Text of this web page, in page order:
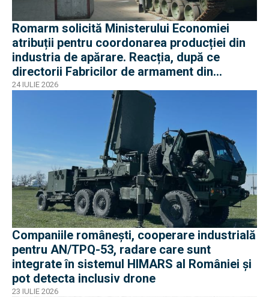
Romarm solicită Ministerului Economiei
atribuții pentru coordonarea producției din
industria de apărare. Reacția, după ce
directorii Fabricilor de armament din
București și Plopeni au fost reținuți de DNA
24 IULIE 2026
Companiile românești, cooperare industrială
pentru AN/TPQ-53, radare care sunt
integrate în sistemul HIMARS al României și
pot detecta inclusiv drone
23 IULIE 2026